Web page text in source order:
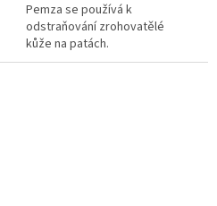
Pemza se používá k
odstraňování zrohovatělé
kůže na patách.